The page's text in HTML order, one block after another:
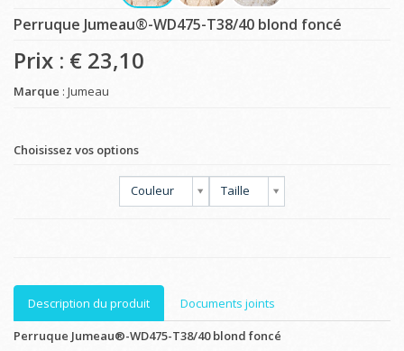
Perruque Jumeau®-WD475-T38/40 blond foncé
Prix : € 23,10
Marque : Jumeau
Choisissez vos options
Couleur Taille
Description du produit
Documents joints
Perruque Jumeau®-WD475-T38/40 blond foncé